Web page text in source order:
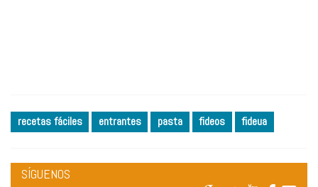
recetas fáciles entrantes pasta fideos fideua
SÍGUENOS